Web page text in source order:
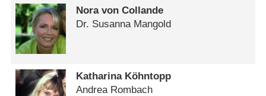
Nora von Collande
Dr. Susanna Mangold
Katharina Köhntopp
Andrea Rombach